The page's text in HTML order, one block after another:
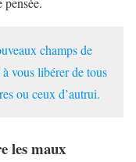
champs de
vous libérer de tous
ou ceux d’autrui.
les maux